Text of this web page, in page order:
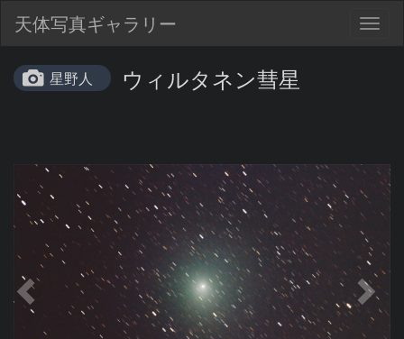
天体写真ギャラリー
星野人 ウィルタネン彗星